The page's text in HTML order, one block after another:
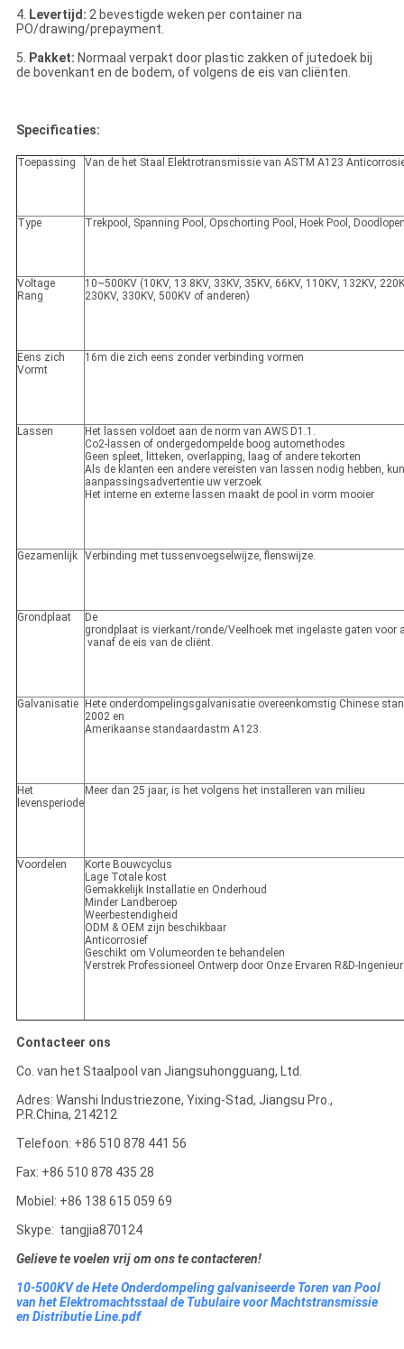
4. Levertijd: 2 bevestigde weken per container na
PO/drawing/prepayment.
5. Pakket: Normaal verpakt door plastic zakken of jutedoek bij
de bovenkant en de bodem, of volgens de eis van cliënten.
Specificaties:
Toepassing Van de het Staal Elektrotransmissie van ASTM A123
Type Trekpool, Spanning Pool, Opschorting Pool, Hoek Pool,
Voltage
Rang
10~500KV (10KV, 13.8KV, 33KV, 35KV, 66KV, 110KV, 132KV,
230KV, 330KV, 500KV of anderen)
Eens zich
Vormt
16m die zich eens zonder verbinding vormen
Lassen
Het lassen voldoet aan de norm van AWS D1.1.
Co2-lassen of ondergedompelde boog automethodes
Geen spleet, litteken, overlapping, laag of andere tekorten
Als de klanten een andere vereisten van lassen nodig hebben,
aanpassingsadvertentie uw verzoek
Het interne en externe lassen maakt de pool in vorm mooier
Gezamenlijk Verbinding met tussenvoegselwijze, flenswijze.
Grondplaat
De
grondplaat is vierkant/ronde/Veelhoek met ingelaste gaten voor
vanaf de eis van de cliënt.
Galvanisatie
Hete onderdompelingsgalvanisatie overeenkomstig Chinese
2002 en
Amerikaanse standaardastm A123.
Het
levensperiode
Meer dan 25 jaar, is het volgens het installeren van milieu
Voordelen
Korte Bouwcyclus
Lage Totale kost
Gemakkelijk Installatie en Onderhoud
Minder Landberoep
Weerbestendigheid
ODM & OEM zijn beschikbaar
Anticorrosief
Geschikt om Volumeorden te behandelen
Verstrek Professioneel Ontwerp door Onze Ervaren R&D-
Contacteer ons
Co. van het Staalpool van Jiangsuhongguang, Ltd.
Adres: Wanshi Industriezone, Yixing-Stad, Jiangsu Pro.,
P.R.China, 214212
Telefoon: +86 510 878 441 56
Fax: +86 510 878 435 28
Mobiel: +86 138 615 059 69
Skype: tangjia870124
Gelieve te voelen vrij om ons te contacteren!
10-500KV de Hete Onderdompeling galvaniseerde Toren van Pool
van het Elektromachtsstaal de Tubulaire voor Machtstransmissie
en Distributie Line.pdf